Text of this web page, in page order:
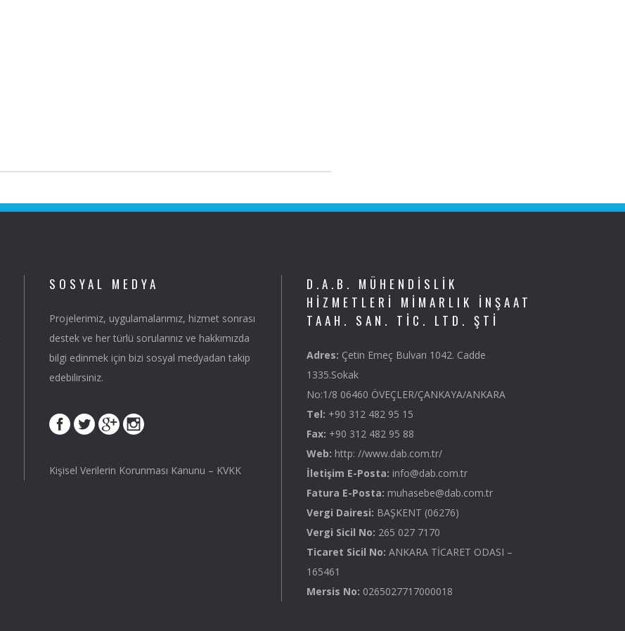
SOSYAL MEDYA
Projelerimiz, uygulamalarımız, hizmet sonrası
destek ve her türlü sorularınız ve hakkımızda
bilgi edinmek için bizi sosyal medyadan takip
edebilirsiniz.
Kişisel Verilerin Korunması Kanunu – KVKK
D.A.B. MÜHENDISLIK
HIZMETLERI MIMARLIK İNŞAAT
TAAH. SAN. TIC. LTD. ŞTI
Adres: Çetin Emeç Bulvarı 1042. Cadde
1335.Sokak
No:1/8 06460 ÖVEÇLER/ÇANKAYA/ANKARA
Tel: +90 312 482 95 15
Fax: +90 312 482 95 88
Web: http: //www.dab.com.tr/
İletişim E-Posta: info@dab.com.tr
Fatura E-Posta: muhasebe@dab.com.tr
Vergi Dairesi: BAŞKENT (06276)
Vergi Sicil No: 265 027 7170
Ticaret Sicil No: ANKARA TİCARET ODASI –
165461
Mersis No: 0265027717000018